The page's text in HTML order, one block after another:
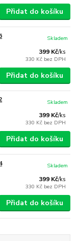
Přidat do košíku
399 Kč/ks
330 Kč bez DPH
Skladem
Přidat do košíku
399 Kč/ks
330 Kč bez DPH
Skladem
Přidat do košíku
399 Kč/ks
330 Kč bez DPH
Skladem
Přidat do košíku